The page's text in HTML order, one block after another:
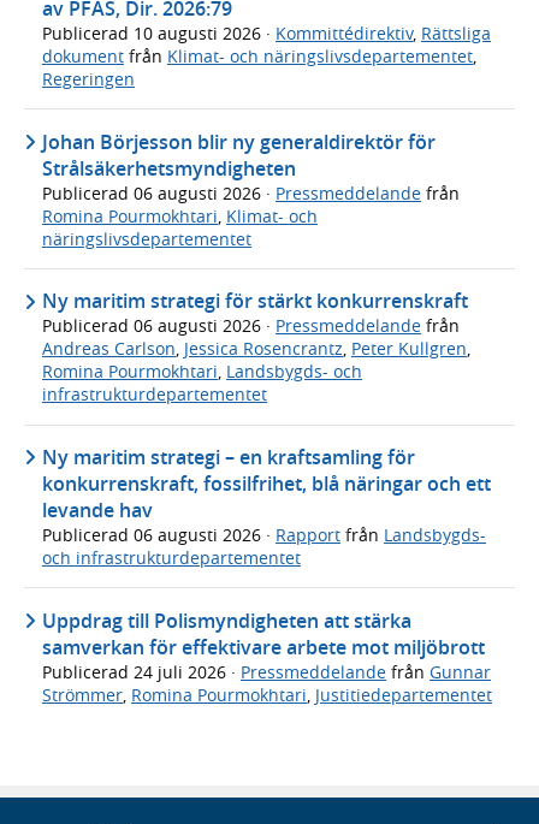
av PFAS, Dir. 2026:79
Publicerad 10 augusti 2026 · Kommittédirektiv, Rättsliga
dokument från Klimat- och näringslivsdepartementet,
Regeringen
Johan Börjesson blir ny generaldirektör för
Strålsäkerhetsmyndigheten
Publicerad 06 augusti 2026 · Pressmeddelande från
Romina Pourmokhtari Klimat- och
näringslivsdepartementet
Ny maritim strategi för stärkt konkurrenskraft
Publicerad 06 augusti 2026 · Pressmeddelande från
Andreas Carlson, Jessica Rosencrantz, Peter Kullgren,
Romina Pourmokhtari, Landsbygds- och
infrastrukturdepartementet
Ny maritim strategi – en kraftsamling för
konkurrenskraft, fossilfrihet, blå näringar och ett
levande hav
Publicerad 06 augusti 2026 · Rapport från Landsbygds-
och infrastrukturdepartementet
Uppdrag till Polismyndigheten att stärka
samverkan för effektivare arbete mot miljöbrott
Publicerad 24 juli 2026 · Pressmeddelande från Gunnar
Strömmer Romina Pourmokhtari Justitiedepartementet